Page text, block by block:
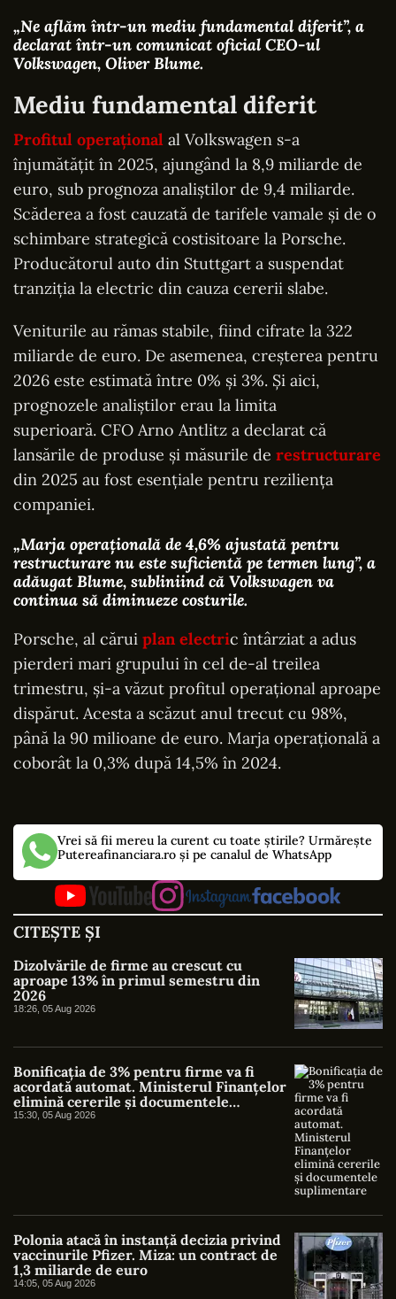
„Ne aflăm într-un mediu fundamental diferit”, a
declarat într-un comunicat oficial CEO-ul
Volkswagen, Oliver Blume.
Mediu fundamental diferit
Profitul operațional al Volkswagen s-a
înjumătățit în 2025, ajungând la 8,9 miliarde de
euro, sub prognoza analiștilor de 9,4 miliarde.
Scăderea a fost cauzată de tarifele vamale și de o
schimbare strategică costisitoare la Porsche.
Producătorul auto din Stuttgart a suspendat
tranziția la electric din cauza cererii slabe.
Veniturile au rămas stabile, fiind cifrate la 322
miliarde de euro. De asemenea, creșterea pentru
2026 este estimată între 0% și 3%. Și aici,
prognozele analiștilor erau la limita
superioară. CFO Arno Antlitz a declarat că
lansările de produse și măsurile de restructurare
din 2025 au fost esențiale pentru reziliența
companiei.
„Marja operațională de 4,6% ajustată pentru
restructurare nu este suficientă pe termen lung”, a
adăugat Blume, subliniind că Volkswagen va
continua să diminueze costurile.
Porsche, al cărui plan electric întârziat a adus
pierderi mari grupului în cel de-al treilea
trimestru, și-a văzut profitul operațional aproape
dispărut. Acesta a scăzut anul trecut cu 98%,
până la 90 milioane de euro. Marja operațională a
coborât la 0,3% după 14,5% în 2024.
Vrei să fii mereu la curent cu toate știrile? Urmărește
Putereafinanciara.ro și pe canalul de WhatsApp
CITEȘTE ȘI
Dizolvările de firme au crescut cu
aproape 13% în primul semestru din
2026
18:26, 05 Aug 2026
Bonificația de 3% pentru firme va fi
acordată automat. Ministerul Finanțelor
elimină cererile și documentele
suplimentare
15:30, 05 Aug 2026
Polonia atacă în instanță decizia privind
vaccinurile Pfizer. Miza: un contract de
1,3 miliarde de euro
14:05, 05 Aug 2026